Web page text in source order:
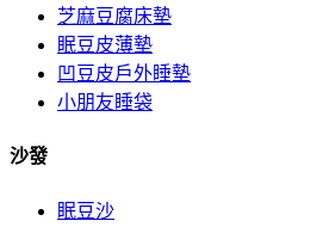
芝麻豆腐床墊
眠豆皮薄墊
凹豆皮戶外睡墊
小朋友睡袋
沙發
眠豆沙